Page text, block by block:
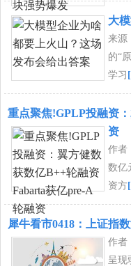
大
来源
的“
学习
重点聚焦!GPLP投融资
资
作者
数亿
资方
犀牛看市0418：上证指
作者
呈现